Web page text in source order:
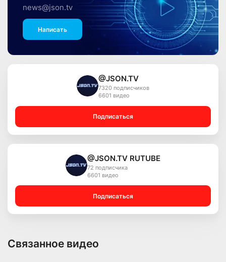
news@json.tv
Написать
@JSON.TV
7320 подписчиков
6601 видео
Подписаться
@JSON.TV RUTUBE
72 подписчика
6601 видео
Подписаться
Связанное видео